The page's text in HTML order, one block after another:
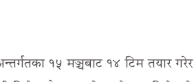
१५ मञ्चबाट १४ टिम तयार गरेर